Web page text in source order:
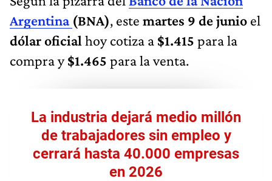
Argentina (BNA), este martes 9 de junio el
dólar oficial hoy cotiza a $1.415 para la
compra y$1.465 para la venta.
La industria dejará medio millón
de trabajadores sin empleo y
cerrará hasta 40.000 empresas
en 2026